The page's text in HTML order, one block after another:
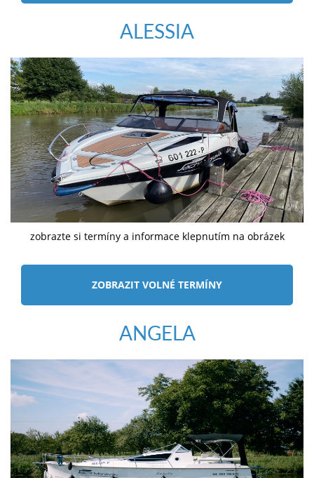
ALESSIA
zobrazte si termíny a informace klepnutím na obrázek
ZOBRAZIT VOLNÉ TERMÍNY
ANGELA